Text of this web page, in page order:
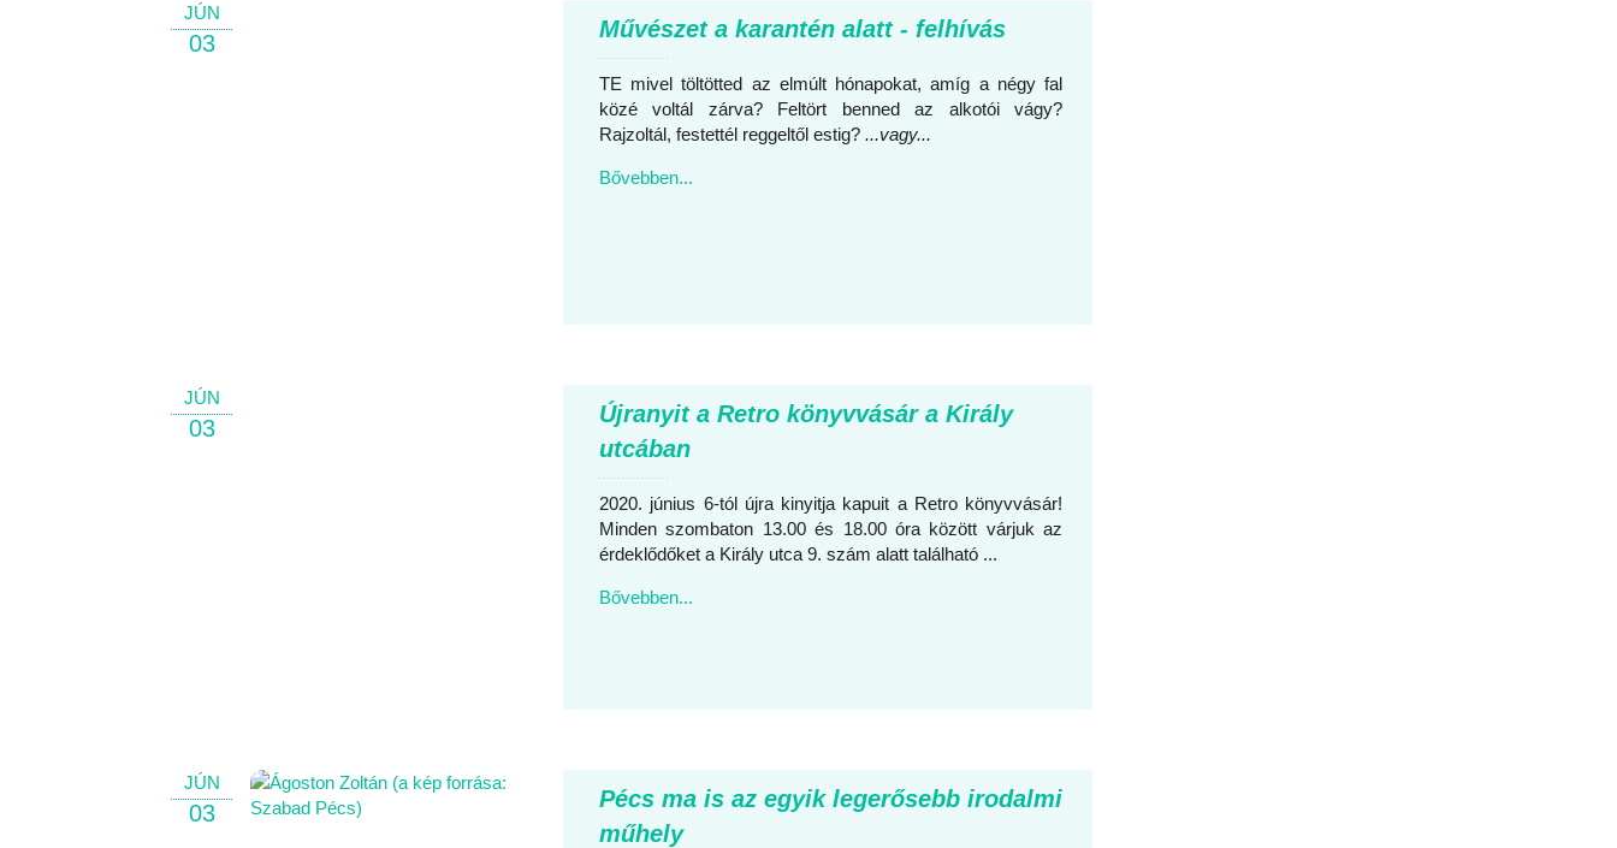
JÚN
03
Művészet a karantén alatt - felhívás
TE mivel töltötted az elmúlt hónapokat, amíg a négy fal
közé voltál zárva? Feltört benned az alkotói vágy?
Rajzoltál, festettél reggeltől estig? ...vagy...
Bővebben...
JÚN
03
Újranyit a Retro könyvvásár a Király
utcában
2020. június 6-tól újra kinyitja kapuit a Retro könyvvásár!
Minden szombaton 13.00 és 18.00 óra között várjuk az
érdeklődőket a Király utca 9. szám alatt található ...
Bővebben...
JÚN
03
Pécs ma is az egyik legerősebb irodalmi
műhely